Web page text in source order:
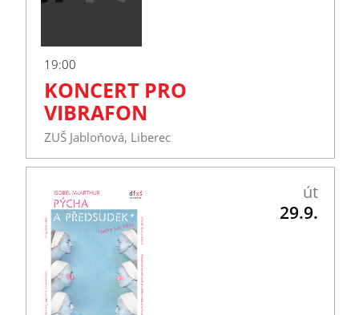
19:00
KONCERT PRO
VIBRAFON
ZUŠ Jabloňová, Liberec
út
29.9.